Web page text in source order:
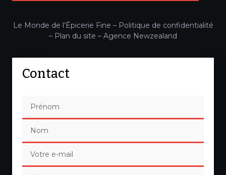
Le Monde de l’Épicerie Fine – Politique de confidentialité
– Plan du site – Agence Newzealand
Contact